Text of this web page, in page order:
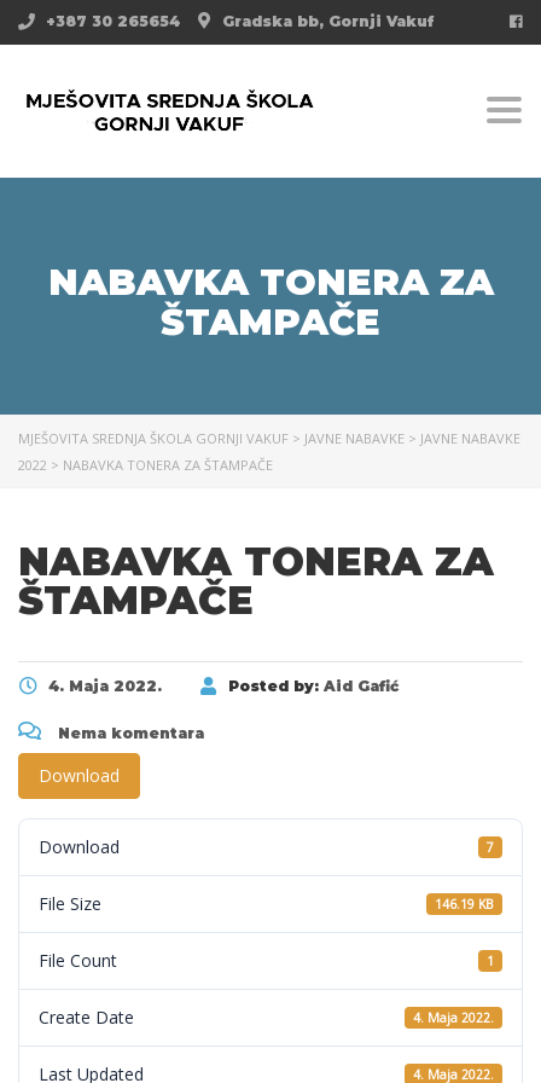
Gradska bb, Gornji Vakuf
+387 30 265654
NABAVKA TONERA ZA
ŠTAMPAČE
MJEŠOVITA SREDNJA ŠKOLA GORNJI VAKUF > JAVNE NABAVKE > JAVNE NABAVKE
2022 > NABAVKA TONERA ZA ŠTAMPAČE
NABAVKA TONERA ZA
ŠTAMPAČE
4. Maja 2022. Posted by: Aid Gafić
Nema komentara
Download
Download 7
File Size 146.19 KB
File Count 1
Create Date 4. Maja 2022.
Last Updated 4. Maja 2022.